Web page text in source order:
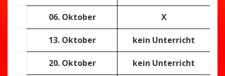
06. Oktober X
13. Oktober kein Unterricht
20. Oktober kein Unterricht